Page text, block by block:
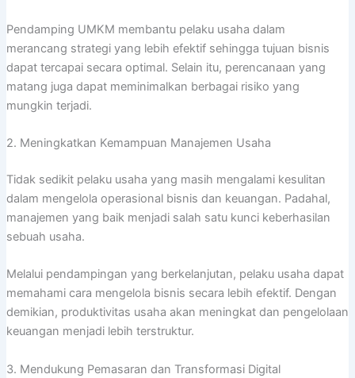
Pendamping UMKM membantu pelaku usaha dalam
merancang strategi yang lebih efektif sehingga tujuan bisnis
dapat tercapai secara optimal. Selain itu, perencanaan yang
matang juga dapat meminimalkan berbagai risiko yang
mungkin terjadi.
2. Meningkatkan Kemampuan Manajemen Usaha
Tidak sedikit pelaku usaha yang masih mengalami kesulitan
dalam mengelola operasional bisnis dan keuangan. Padahal,
manajemen yang baik menjadi salah satu kunci keberhasilan
sebuah usaha.
Melalui pendampingan yang berkelanjutan, pelaku usaha dapat
memahami cara mengelola bisnis secara lebih efektif. Dengan
demikian, produktivitas usaha akan meningkat dan pengelolaan
keuangan menjadi lebih terstruktur.
3. Mendukung Pemasaran dan Transformasi Digital